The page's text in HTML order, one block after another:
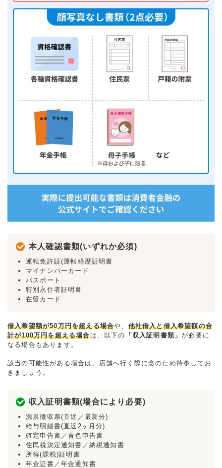
本人確認書類(いずれか必須)
運転免許証(運転経歴証明書
マイナンバーカード
パスポート
特別永住者証明書
在留カード
借入希望額が50万円を超える場合や、 他社借入と借入希望額の合
計が100万円を超える場合は、以下の 「収入証明書類」が必要に
なる場合もあります。
該当の可能性がある場合は、店舗へ行く際に念のため持参してお
きましょう。
収入証明書類(場合により必要)
源泉徴収票(直近／最新分)
給与明細書(直近2ヶ月分)
確定申告書／青色申告書
住民税決定通知書／納税通知書
所得(課税)証明書
年金証書／年金通知書